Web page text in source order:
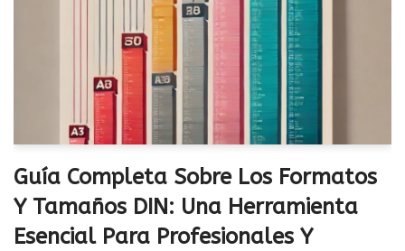
Guía Completa Sobre Los Formatos
Y Tamaños DIN: Una Herramienta
Esencial Para Profesionales Y